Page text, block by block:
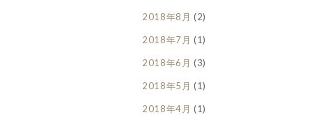
2018年8月 (2)
2018年7月 (1)
2018年6月 (3)
2018年5月 (1)
2018年4月 (1)